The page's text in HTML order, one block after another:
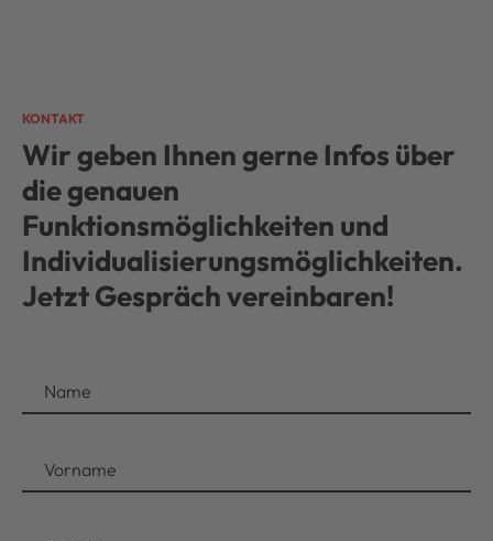
KONTAKT
Wir geben Ihnen gerne Infos über
die genauen
Funktionsmöglichkeiten und
Individualisierungsmöglichkeiten.
Jetzt Gespräch vereinbaren!
Name
Vorname